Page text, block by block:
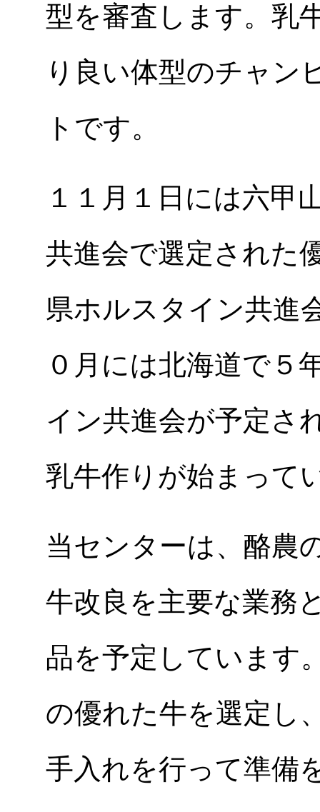
型を審査します。乳
り良い体型のチャン
トです。
１１月１日には六甲
共進会で選定された
県ホルスタイン共進
０月には北海道で５
イン共進会が予定さ
乳牛作りが始まって
当センターは、酪農
牛改良を主要な業務
品を予定しています
の優れた牛を選定し
手入れを行って準備